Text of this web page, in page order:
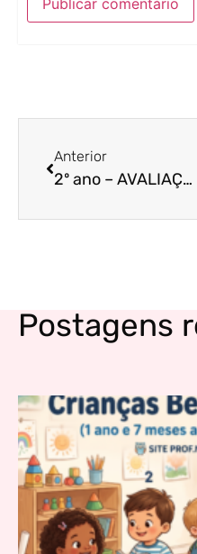
Anterior
2º ano – AVALIAÇÃO BIMESTRAL DE LÍNGUA PORTUGUESA – 4º BIMESTRE
Postagens